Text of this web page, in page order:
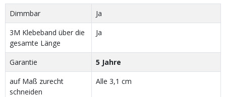
Dimmbar
Ja
3M Klebeband über die
gesamte Länge
Ja
Garantie
5 Jahre
auf Maß zurecht
schneiden
Alle 3,1 cm